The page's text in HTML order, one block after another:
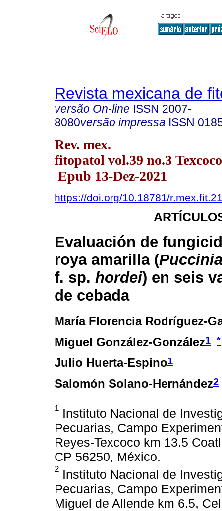
Revista mexicana de
versão On-line ISSN 2007-
8080versão impressa ISSN
Rev. mex.
fitopatol vol.39 no.3
Epub 13-Dez-2021
https://doi.org/10.18781/
Evaluación de
roya amarilla (
f. sp. hordei) en seis
de cebada
María Florencia Rodríguez-
Miguel González-González1 *
Julio Huerta-Espino1
Salomón Solano-Hernández2
1 Instituto Nacional de
Pecuarias, Campo
Reyes-Texcoco km 13.5
CP 56250, México.
2 Instituto Nacional de
Pecuarias, Campo
Miguel de Allende km 6.5,